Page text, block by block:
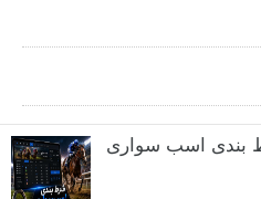
بندی اسب سواری